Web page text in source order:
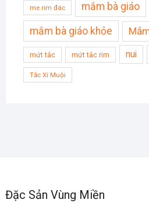
me rim đác mắm bà giáo
mắm bà giáo khỏe
mứt tắc mứt tắc rim nui
Tắc Xí Muội
Đặc Sản Vùng Miền